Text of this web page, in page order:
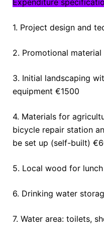
Expenditure
1. Project design and
2. Promotional
3. Initial landscaping
equipment €1500
4. Materials for
bicycle repair station
be set up (self-built)
5. Local wood for
6. Drinking water
7. Water area: toilets,